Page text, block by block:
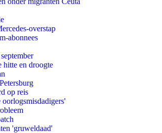
overstap
abonnees
hitte en droogte
op reis
'gruweldaad'